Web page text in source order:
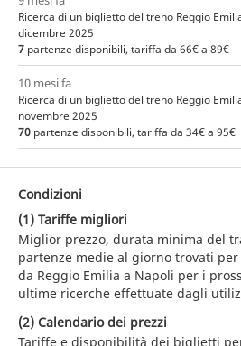
Ricerca di un biglietto del treno Reggio
dicembre 2025
7 partenze disponibili, tariffa da 66€ a 89€
10 mesi fa
Ricerca di un biglietto del treno Reggio
novembre 2025
70 partenze disponibili, tariffa da 34€ a 95€
Condizioni
(1) Tariffe migliori
Miglior prezzo, durata minima del
partenze medie al giorno trovati
da Reggio Emilia a Napoli per i
ultime ricerche effettuate dagli
(2) Calendario dei prezzi
Tariffe e disponibilità dei biglietti